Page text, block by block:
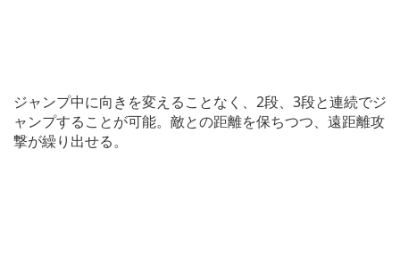
ジャンプ中に向きを変えることなく、2段、3段と連続でジ
ャンプすることが可能。敵との距離を保ちつつ、遠距離攻
撃が繰り出せる。